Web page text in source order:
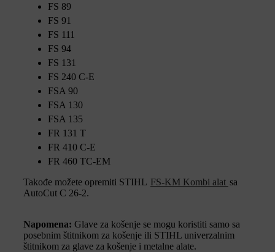
FS 89
FS 91
FS 111
FS 94
FS 131
FS 240 C-E
FSA 90
FSA 130
FSA 135
FR 131 T
FR 410 C-E
FR 460 TC-EM
Takođe možete opremiti STIHL FS-KM Kombi alat sa
AutoCut C 26-2.
Napomena: Glave za košenje se mogu koristiti samo sa
posebnim štitnikom za košenje ili STIHL univerzalnim
štitnikom za glave za košenje i metalne alate.